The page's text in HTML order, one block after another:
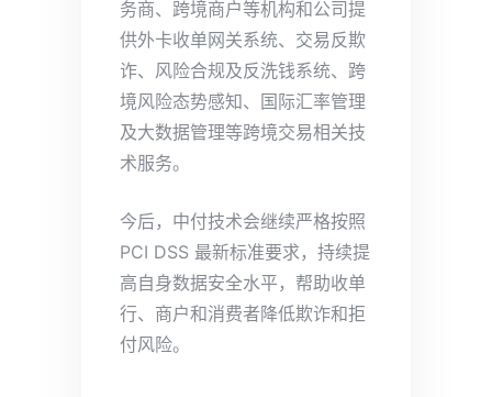
务商、跨境商户等机构和公司提
供外卡收单网关系统、交易反欺
诈、风险合规及反洗钱系统、跨
境风险态势感知、国际汇率管理
及大数据管理等跨境交易相关技
术服务。
今后，中付技术会继续严格按照
PCI DSS 最新标准要求，持续提
高自身数据安全水平，帮助收单
行、商户和消费者降低欺诈和拒
付风险。